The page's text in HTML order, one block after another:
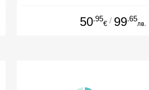
50.95
€ / 99.65
лв.